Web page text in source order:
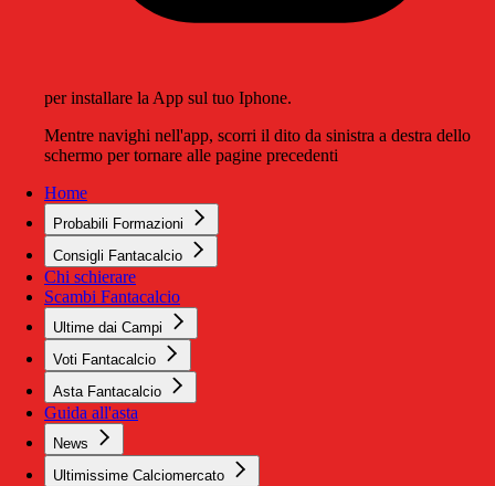
per installare la App sul tuo Iphone.
Mentre navighi nell'app, scorri il dito da sinistra a destra dello
schermo per tornare alle pagine precedenti
Home
Probabili Formazioni
Consigli Fantacalcio
Chi schierare
Scambi Fantacalcio
Ultime dai Campi
Voti Fantacalcio
Asta Fantacalcio
Guida all'asta
News
Ultimissime Calciomercato